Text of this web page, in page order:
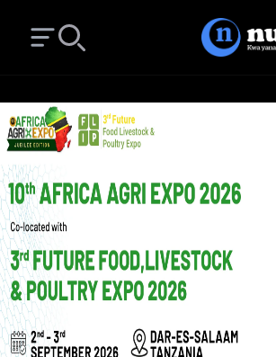
Open main menu